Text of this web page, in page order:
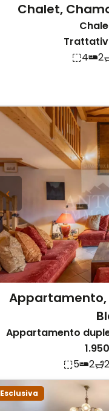
Chalet,
4
2
Appartamento
5
2 2
Esclusiva